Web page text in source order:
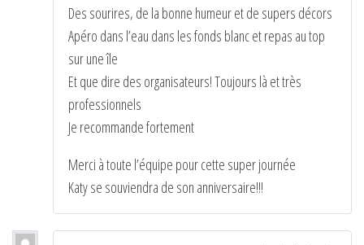
Des sourires, de la bonne humeur et de supers décors
Apéro dans l’eau dans les fonds blanc et repas au top
sur une île
Et que dire des organisateurs! Toujours là et très
professionnels
Je recommande fortement
Merci à toute l’équipe pour cette super journée
Katy se souviendra de son anniversaire!!!